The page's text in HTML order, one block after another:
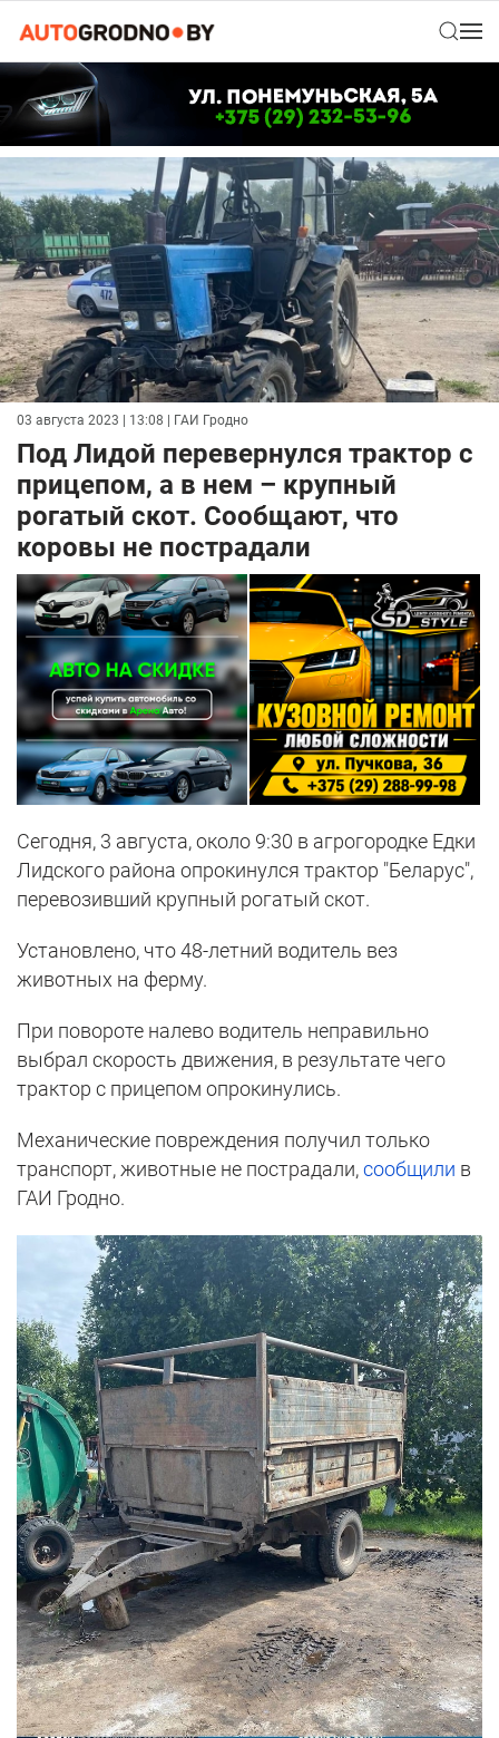
03 августа 2023 | 13:08 | ГАИ Гродно
Под Лидой перевернулся трактор с
прицепом, а в нем – крупный
рогатый скот. Сообщают, что
коровы не пострадали
Сегодня, 3 августа, около 9:30 в агрогородке Едки
Лидского района опрокинулся трактор "Беларус",
перевозивший крупный рогатый скот.
Установлено, что 48-летний водитель вез
животных на ферму.
При повороте налево водитель неправильно
выбрал скорость движения, в результате чего
трактор с прицепом опрокинулись.
Механические повреждения получил только
транспорт, животные не пострадали,сообщили в
ГАИ Гродно.